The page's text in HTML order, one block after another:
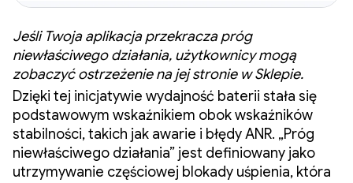
Jeśli Twoja aplikacja przekracza próg
niewłaściwego działania, użytkownicy mogą
zobaczyć ostrzeżenie na jej stronie w Sklepie.
Dzięki tej inicjatywie wydajność baterii stała się
podstawowym wskaźnikiem obok wskaźników
stabilności, takich jak awarie i błędy ANR. „Próg
niewłaściwego działania” jest definiowany jako
utrzymywanie częściowej blokady uśpienia, która